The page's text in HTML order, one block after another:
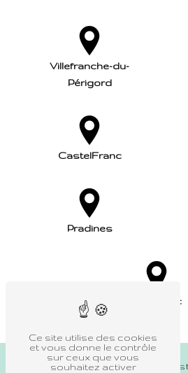
Villefranche-du-
Périgord
CastelFranc
Pradines
Prayssac
Nos autres
Ce site utilise des cookies
et vous donne le contrôle
sur ceux que vous
souhaitez activer